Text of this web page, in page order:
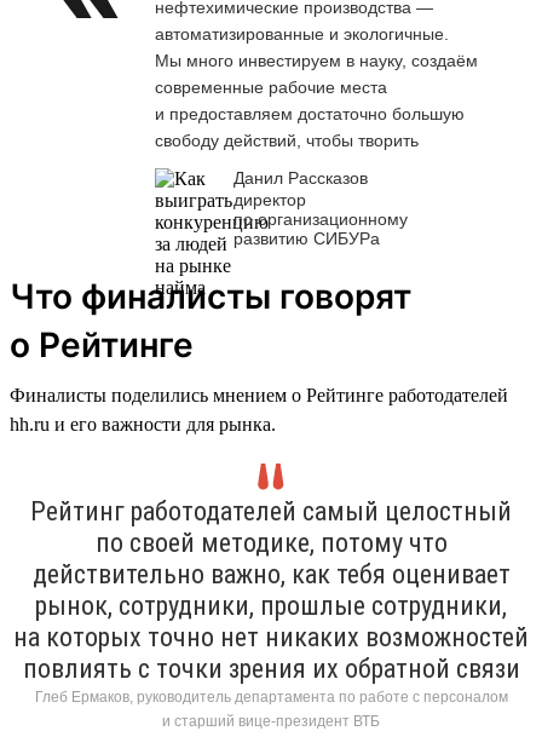
нефтехимические производства —
автоматизированные и экологичные.
Мы много инвестируем в науку, создаём
современные рабочие места
и предоставляем достаточно большую
свободу действий, чтобы творить
Данил Рассказов
директор
по организационному
развитию СИБУРа
Что финалисты говорят
о Рейтинге
Финалисты поделились мнением о Рейтинге работодателей
hh.ru и его важности для рынка.
Рейтинг работодателей самый целостный
по своей методике, потому что
действительно важно, как тебя оценивает
рынок, сотрудники, прошлые сотрудники,
на которых точно нет никаких возможностей
повлиять с точки зрения их обратной связи
Глеб Ермаков, руководитель департамента по работе с персоналом
и старший вице-президент ВТБ